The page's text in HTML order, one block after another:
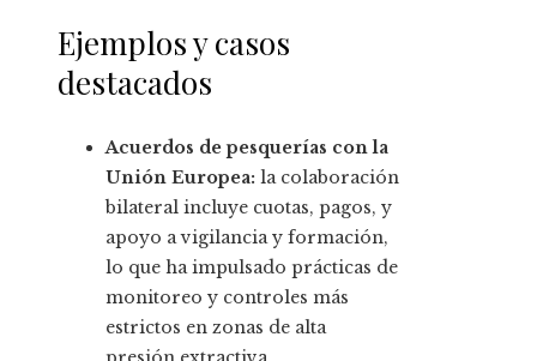
Ejemplos y casos
destacados
Acuerdos de pesquerías con la
Unión Europea: la colaboración
bilateral incluye cuotas, pagos, y
apoyo a vigilancia y formación,
lo que ha impulsado prácticas de
monitoreo y controles más
estrictos en zonas de alta